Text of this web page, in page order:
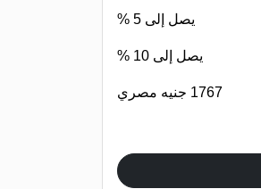
يصل إلى 5 %
يصل إلى 10 %
1767 جنيه مصري